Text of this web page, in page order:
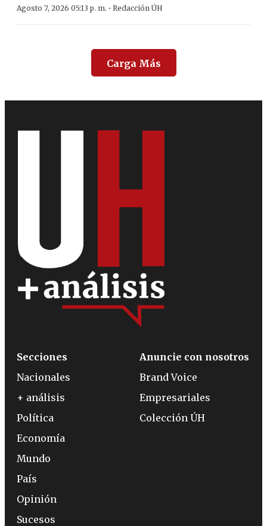
Agosto 7, 2026 05:13 p. m. · Redacción ÚH
Carga Más
Secciones
Nacionales
+ análisis
Política
Economía
Mundo
País
Opinión
Sucesos
Anuncie con nosotros
Brand Voice
Empresariales
Colección ÚH